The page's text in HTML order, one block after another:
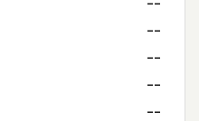
--
--
--
--